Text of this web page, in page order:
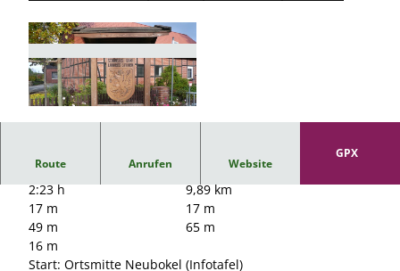
Route Anrufen Website
GPX
2:23 h
9,89 km
17 m
17 m
49 m
65 m
16 m
Start: Ortsmitte Neubokel (Infotafel)